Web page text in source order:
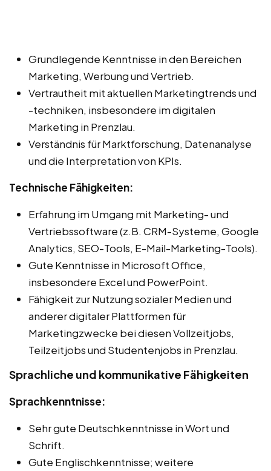
Grundlegende Kenntnisse in den Bereichen
Marketing, Werbung und Vertrieb.
Vertrautheit mit aktuellen Marketingtrends und
-techniken, insbesondere im digitalen
Marketing in Prenzlau.
Verständnis für Marktforschung, Datenanalyse
und die Interpretation von KPIs.
Technische Fähigkeiten:
Erfahrung im Umgang mit Marketing- und
Vertriebssoftware (z.B. CRM-Systeme, Google
Analytics, SEO-Tools, E-Mail-Marketing-Tools).
Gute Kenntnisse in Microsoft Office,
insbesondere Excel und PowerPoint.
Fähigkeit zur Nutzung sozialer Medien und
anderer digitaler Plattformen für
Marketingzwecke bei diesen Vollzeitjobs,
Teilzeitjobs und Studentenjobs in Prenzlau.
Sprachliche und kommunikative Fähigkeiten
Sprachkenntnisse:
Sehr gute Deutschkenntnisse in Wort und
Schrift.
Gute Englischkenntnisse; weitere